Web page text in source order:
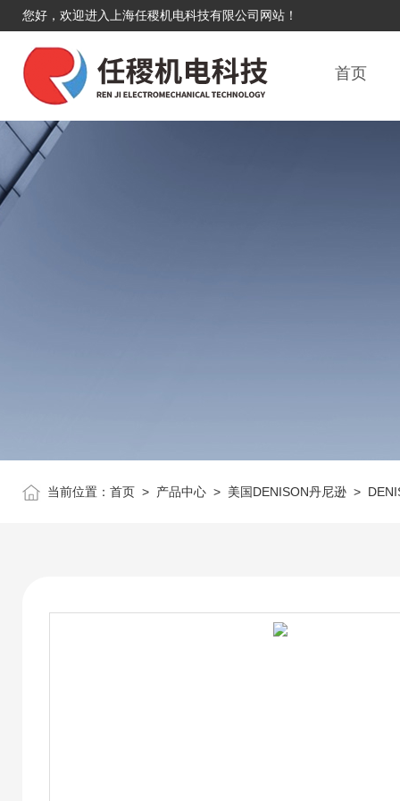
您好，欢迎进入上海任稷机电科技有限公司网站！
首页
当前位置： 首页 > 产品中心 > 美国DENISON丹尼逊 >